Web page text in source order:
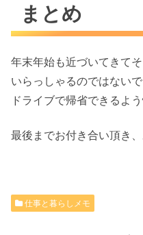
まとめ
年末年始も近づいてきて
いらっしゃるのではない
ドライブで帰省できるよ
最後までお付き合い頂き
仕事と暮らしメモ